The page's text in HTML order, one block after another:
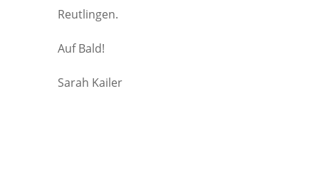
Reutlingen.
Auf Bald!
Sarah Kailer